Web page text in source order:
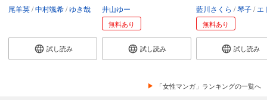
尾羊英 中村颯希 ゆき哉
試し読み
井山ゆー
無料あり
試し読み
藍川さくら 琴子 エトワー
無料あり
試し読み
「女性マンガ」ランキングの一覧へ